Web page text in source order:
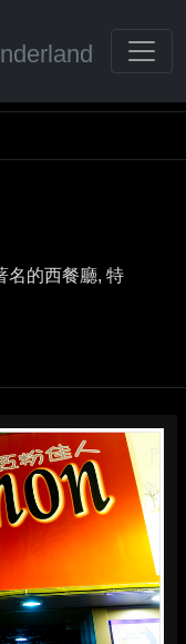
名的西餐廳, 特